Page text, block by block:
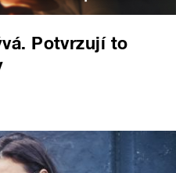
Potvrzují to